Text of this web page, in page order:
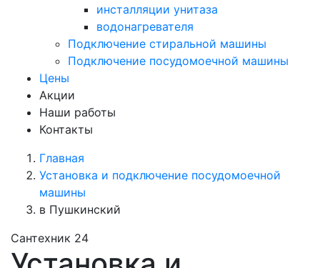
инсталляции унитаза
водонагревателя
Подключение стиральной машины
Подключение посудомоечной машины
Цены
Акции
Наши работы
Контакты
Главная
Установка и подключение посудомоечной
машины
в Пушкинский
Сантехник 24